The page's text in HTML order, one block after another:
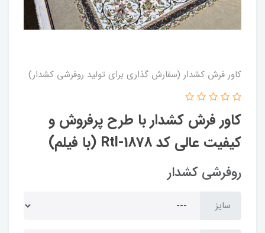
کاور فرش کشدار (سفارش گذاری برای تولید روفرشی کشدار)
کاور فرش کشدار با طرح پرفروش و
کیفیت عالی کد Rtl-1878 (با فیلم)
روفرشی کشدار
سایز